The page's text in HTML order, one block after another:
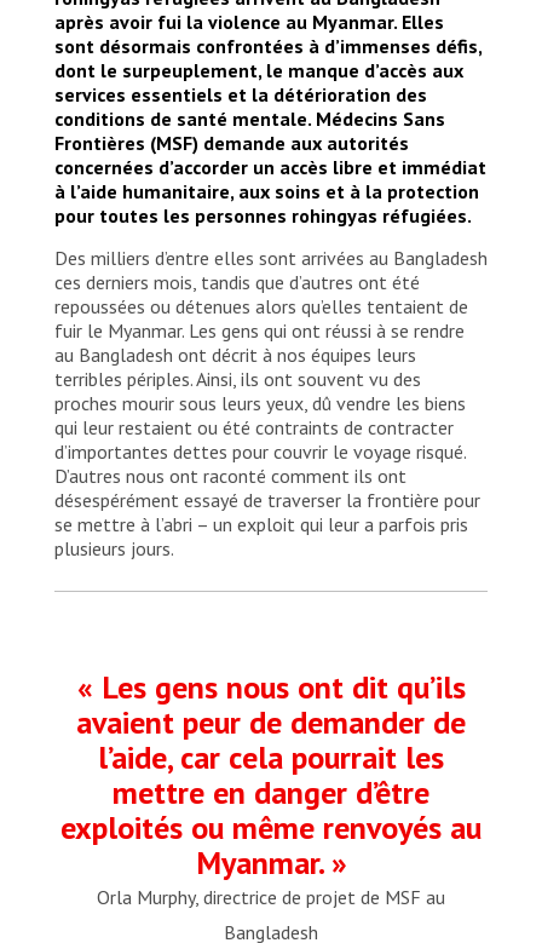
après avoir fui la violence au Myanmar. Elles
sont désormais confrontées à d’immenses défis,
dont le surpeuplement, le manque d’accès aux
services essentiels et la détérioration des
conditions de santé mentale. Médecins Sans
Frontières (MSF) demande aux autorités
concernées d’accorder un accès libre et immédiat
à l’aide humanitaire, aux soins et à la protection
pour toutes les personnes rohingyas réfugiées.
Des milliers d’entre elles sont arrivées au Bangladesh
ces derniers mois, tandis que d’autres ont été
repoussées ou détenues alors qu’elles tentaient de
fuir le Myanmar. Les gens qui ont réussi à se rendre
au Bangladesh ont décrit à nos équipes leurs
terribles périples. Ainsi, ils ont souvent vu des
proches mourir sous leurs yeux, dû vendre les biens
qui leur restaient ou été contraints de contracter
d’importantes dettes pour couvrir le voyage risqué.
D’autres nous ont raconté comment ils ont
désespérément essayé de traverser la frontière pour
se mettre à l’abri – un exploit qui leur a parfois pris
plusieurs jours.
« Les gens nous ont dit qu’ils
avaient peur de demander de
l’aide, car cela pourrait les
mettre en danger d’être
exploités ou même renvoyés au
Myanmar. »
Orla Murphy, directrice de projet de MSF au
Bangladesh